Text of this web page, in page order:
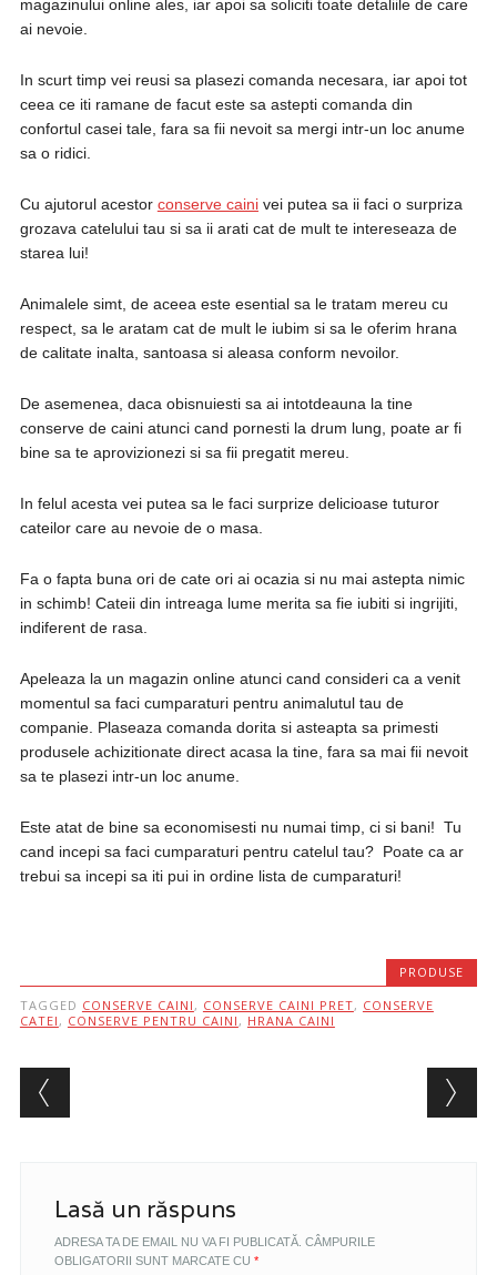
magazinului online ales, iar apoi sa soliciti toate detaliile de care
ai nevoie.
In scurt timp vei reusi sa plasezi comanda necesara, iar apoi tot
ceea ce iti ramane de facut este sa astepti comanda din
confortul casei tale, fara sa fii nevoit sa mergi intr-un loc anume
sa o ridici.
Cu ajutorul acestor conserve cainivei putea sa ii faci o surpriza
grozava catelului tau si sa ii arati cat de mult te intereseaza de
starea lui!
Animalele simt, de aceea este esential sa le tratam mereu cu
respect, sa le aratam cat de mult le iubim si sa le oferim hrana
de calitate inalta, santoasa si aleasa conform nevoilor.
De asemenea, daca obisnuiesti sa ai intotdeauna la tine
conserve de caini atunci cand pornesti la drum lung, poate ar fi
bine sa te aprovizionezi si sa fii pregatit mereu.
In felul acesta vei putea sa le faci surprize delicioase tuturor
cateilor care au nevoie de o masa.
Fa o fapta buna ori de cate ori ai ocazia si nu mai astepta nimic
in schimb! Cateii din intreaga lume merita sa fie iubiti si ingrijiti,
indiferent de rasa.
Apeleaza la un magazin online atunci cand consideri ca a venit
momentul sa faci cumparaturi pentru animalutul tau de
companie. Plaseaza comanda dorita si asteapta sa primesti
produsele achizitionate direct acasa la tine, fara sa mai fii nevoit
sa te plasezi intr-un loc anume.
Este atat de bine sa economisesti nu numai timp, ci si bani! Tu
cand incepi sa faci cumparaturi pentru catelul tau? Poate ca ar
trebui sa incepi sa iti pui in ordine lista de cumparaturi!
PRODUSE
TAGGED CONSERVE CAINI , CONSERVE CAINI PRET, CONSERVE
CATEI , CONSERVE PENTRU CAINI , HRANA CAINI
Post navigation
Lasă un răspuns
ADRESA TA DE EMAIL NU VA FI PUBLICATĂ. CÂMPURILE
OBLIGATORII SUNT MARCATE CU *